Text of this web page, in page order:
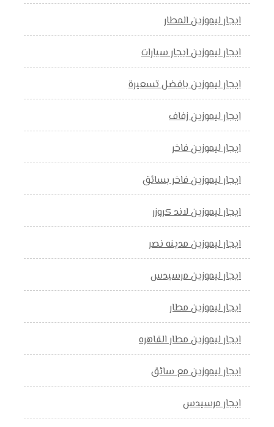
ايجار ليموزين المطار
ايجار ليموزين ايجار سيارات
ايجار ليموزين بافضل تسعيرة
ايجار ليموزين زفاف
ايجار ليموزين فاخر
ايجار ليموزين فاخر بسائق
ايجار ليموزين لاند كروزر
ايجار ليموزين مدينه نصر
ايجار ليموزين مرسيدس
ايجار ليموزين مطار
ايجار ليموزين مطار القاهره
ايجار ليموزين مع سائق
ايجار مرسيدس